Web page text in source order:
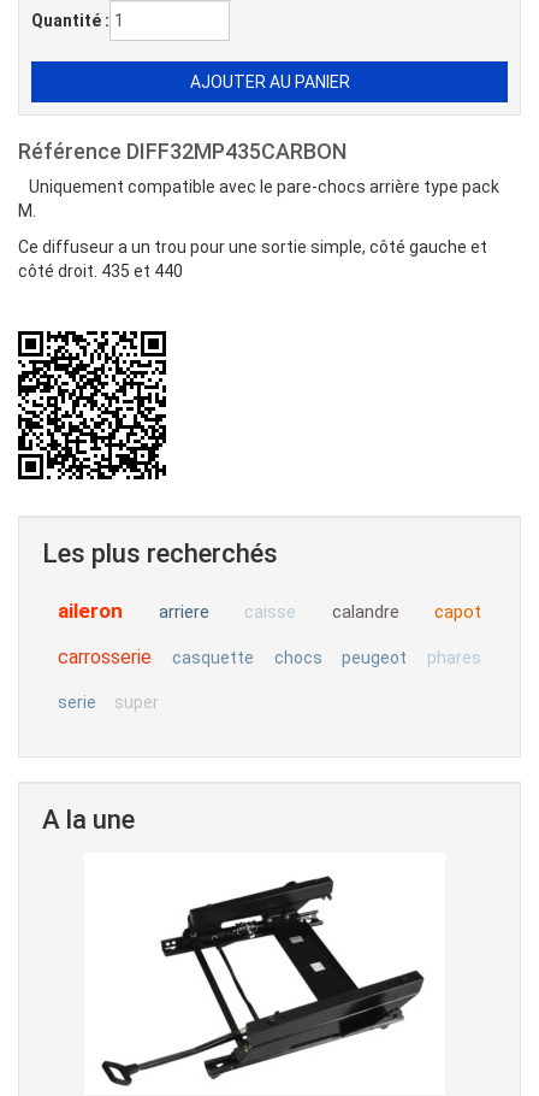
Quantité :
Référence DIFF32MP435CARBON
Uniquement compatible avec le pare-chocs arrière type pack
M.
Ce diffuseur a un trou pour une sortie simple, côté gauche et
côté droit. 435 et 440
Les plus recherchés
aileron arriere caisse calandre capot
carrosserie casquette chocs peugeot phares
serie super
A la une